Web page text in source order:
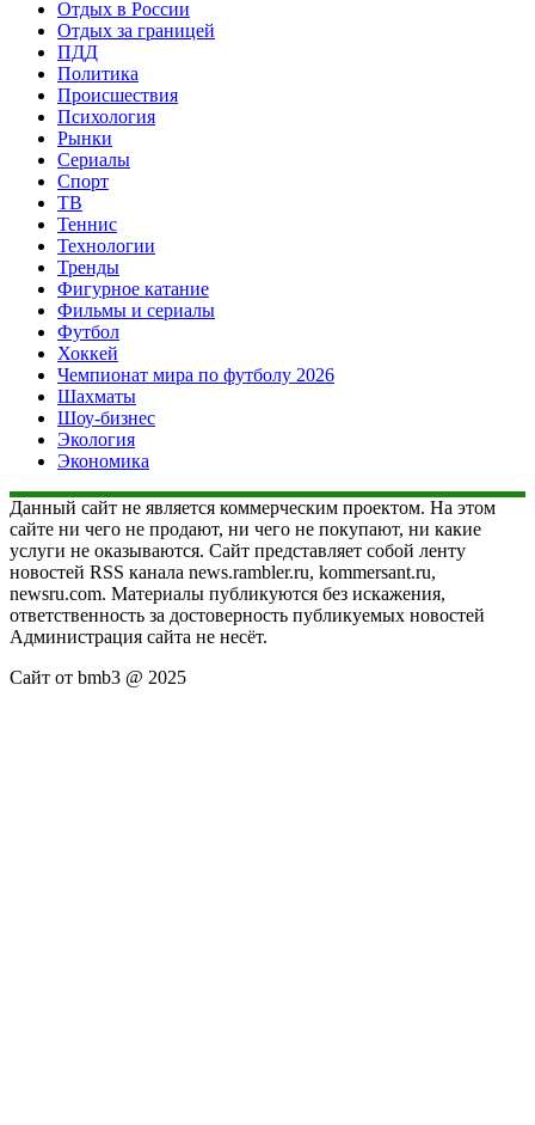
Отдых в России
Отдых за границей
ПДД
Политика
Происшествия
Психология
Рынки
Сериалы
Спорт
ТВ
Теннис
Технологии
Тренды
Фигурное катание
Фильмы и сериалы
Футбол
Хоккей
Чемпионат мира по футболу 2026
Шахматы
Шоу-бизнес
Экология
Экономика
Данный сайт не является коммерческим проектом. На этом
сайте ни чего не продают, ни чего не покупают, ни какие
услуги не оказываются. Сайт представляет собой ленту
новостей RSS канала news.rambler.ru, kommersant.ru,
newsru.com. Материалы публикуются без искажения,
ответственность за достоверность публикуемых новостей
Администрация сайта не несёт.
Сайт от bmb3 @ 2025